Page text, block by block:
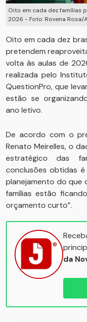
Oito em cada dez famílias
2026 - Foto: Rovena Rosa/
Oito em cada dez
pretendem
volta às aulas de
realizada pelo
QuestionPro, que
estão se
ano letivo.
De acordo com o
Renato Meirelles, o
estratégico das
conclusões obtidas
planejamento do que
famílias estão
orçamento curto”.
da